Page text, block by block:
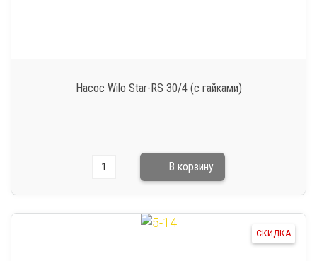
Насос Wilo Star-RS 30/4 (с гайками)
СКИДКА